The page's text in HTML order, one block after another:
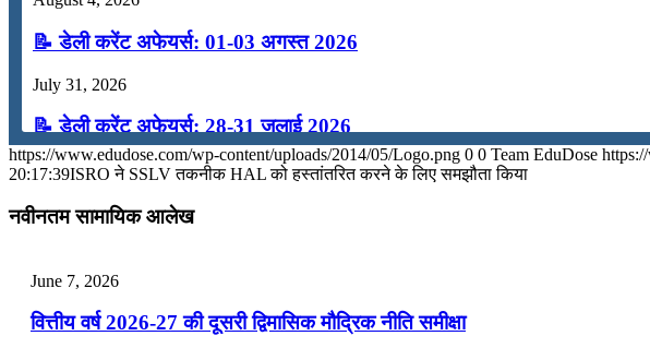
Menu Menu
📝 डेली करेंट अफेयर्स: 01-03 अगस्त 2026
July 31, 2026
📝 डेली करेंट अफेयर्स: 28-31 जुलाई 2026
July 28, 2026
📝 डेली करेंट अफेयर्स: 25-27 जुलाई 2026
📝 डेली करेंट अफेयर्स: 22-24 जुलाई 2026
July 22, 2026
https://www.edudose.com/wp-content/uploads/2014/05/Logo.png 0 0 Team EduDose
20:17:39ISRO ने SSLV तकनीक HAL को हस्तांतरित करने के लिए समझौता किया
नवीनतम सामायिक आलेख
June 7, 2026
वित्तीय वर्ष 2026-27 की दूसरी द्विमासिक मौद्रिक नीति समीक्षा